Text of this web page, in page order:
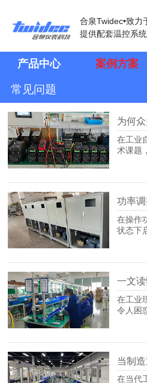
合泉Twidec•致力
提供配套温控系
产品中心 案例方案
常见问题
在工业
术课题
在操作
状态下
在工业
令人困
在当代